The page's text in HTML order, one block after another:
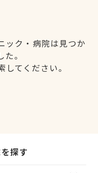
ック・病院は見つか
。
てください。
探す